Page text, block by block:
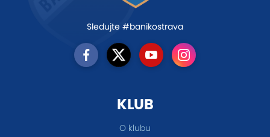
Sledujte #banikostrava
KLUB
O klubu